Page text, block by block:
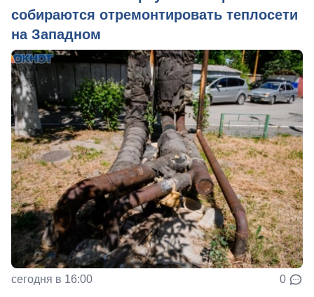
собираются отремонтировать теплосети
на Западном
сегодня в 16:00 0